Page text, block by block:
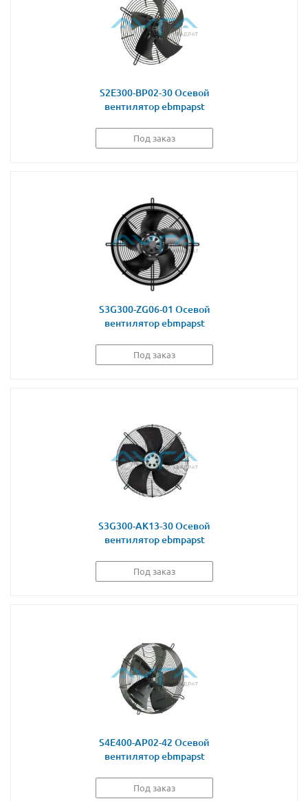
S2E300-BP02-30 Осевой
вентилятор ebmpapst
Под заказ
S3G300-ZG06-01 Осевой
вентилятор ebmpapst
Под заказ
S3G300-AK13-30 Осевой
вентилятор ebmpapst
Под заказ
S4E400-AP02-42 Осевой
вентилятор ebmpapst
Под заказ